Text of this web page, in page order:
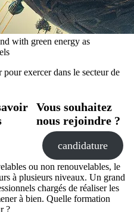
with green energy as
exercer dans le secteur de
Vous souhaitez
nous rejoindre ?
candidature
ou non renouvelables, le
à plusieurs niveaux. Un grand
chargés de réaliser les
à bien. Quelle formation
?